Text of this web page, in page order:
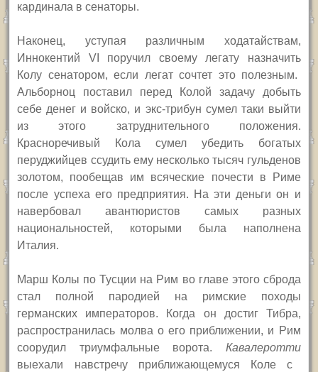
кардинала в сенаторы.
Наконец, уступая различным ходатайствам,
Иннокентий VI поручил своему легату назначить
Колу сенатором, если легат сочтет это полезным.
Альборноц поставил перед Колой задачу добыть
себе денег и войско, и экс-трибун сумел таки выйти
из этого затруднительного положения.
Красноречивый Кола сумел убедить богатых
перуджийцев ссудить ему несколько тысяч гульденов
золотом, пообещав им всяческие почести в Риме
после успеха его предприятия. На эти деньги он и
навербовал авантюристов самых разных
национальностей, которыми была наполнена
Италия.
Марш Колы по Тусции на Рим во главе этого сброда
стал полной пародией на римские походы
германских императоров. Когда он достиг Тибра,
распространилась молва о его приближении, и Рим
соорудил триумфальные ворота. Кавалеротти
выехали навстречу приближающемуся Коле с